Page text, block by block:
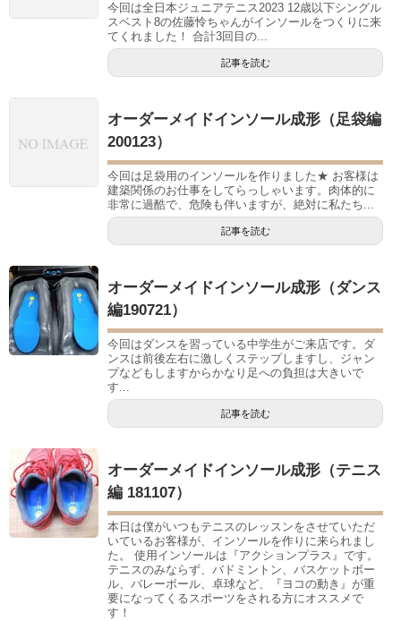
今回は全日本ジュニアテニス2023 12歳以下シングル
スベスト8の佐藤怜ちゃんがインソールをつくりに来
てくれました！ 合計3回目の...
記事を読む
オーダーメイドインソール成形（足袋編
200123）
今回は足袋用のインソールを作りました★ お客様は
建築関係のお仕事をしてらっしゃいます。肉体的に
非常に過酷で、危険も伴いますが、絶対に私たち...
記事を読む
オーダーメイドインソール成形（ダンス
編190721）
今回はダンスを習っている中学生がご来店です。ダ
ンスは前後左右に激しくステップしますし、ジャン
プなどもしますからかなり足への負担は大きいで
す...
記事を読む
オーダーメイドインソール成形（テニス
編 181107）
本日は僕がいつもテニスのレッスンをさせていただ
いているお客様が、インソールを作りに来られまし
た。 使用インソールは『アクションプラス』です。
テニスのみならず、バドミントン、バスケットボー
ル、バレーボール、卓球など、『ヨコの動き』が重
要になってくるスポーツをされる方にオススメで
す！